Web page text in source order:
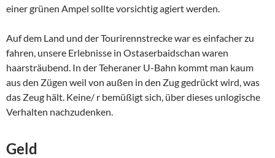
einer grünen Ampel sollte vorsichtig agiert werden.
Auf dem Land und der Tourirennstrecke war es einfacher zu
fahren, unsere Erlebnisse in Ostaserbaidschan waren
haarsträubend. In der Teheraner U-Bahn kommt man kaum
aus den Zügen weil von außen in den Zug gedrückt wird, was
das Zeug hält. Keine/ r bemüßigt sich, über dieses unlogische
Verhalten nachzudenken.
Geld